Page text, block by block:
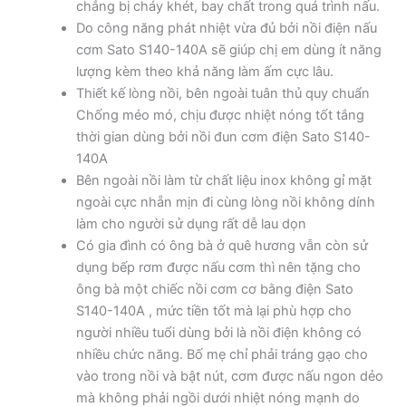
chẳng bị cháy khét, bay chất trong quá trình nấu.
Do công năng phát nhiệt vừa đủ bởi nồi điện nấu
cơm Sato S140-140A sẽ giúp chị em dùng ít năng
lượng kèm theo khả năng làm ấm cực lâu.
Thiết kế lòng nồi, bên ngoài tuân thủ quy chuẩn
Chống méo mó, chịu được nhiệt nóng tốt tắng
thời gian dùng bởi nồi đun cơm điện Sato S140-
140A
Bên ngoài nồi làm từ chất liệu inox không gỉ mặt
ngoài cực nhẵn mịn đi cùng lòng nồi không dính
làm cho người sử dụng rất dễ lau dọn
Có gia đình có ông bà ở quê hương vẫn còn sử
dụng bếp rơm được nấu cơm thì nên tặng cho
ông bà một chiếc nồi cơm cơ bằng điện Sato
S140-140A , mức tiền tốt mà lại phù hợp cho
người nhiều tuổi dùng bởi là nồi điện không có
nhiều chức năng. Bố mẹ chỉ phải tráng gạo cho
vào trong nồi và bật nút, cơm được nấu ngon dẻo
mà không phải ngồi dưới nhiệt nóng mạnh do